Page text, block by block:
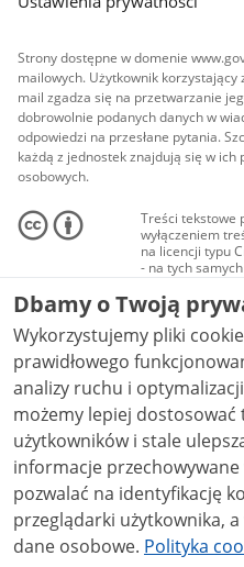
Strony dostępne w domenie
mailowych. Użytkownik
mail zgadza się na przetwarzanie
dobrowolnie podanych danych w
odpowiedzi na przesłane pytania.
każdą z jednostek znajdują się w
osobowych.
Treści tekstowe
wyłączeniem
na licencji typu
- na tych
Materiały
audio i wideo,
Creative
niekomercyjne -
NC-ND 4.0), o
Dbamy o Twoją
Wykorzystujemy pliki
prawidłowego
analizy ruchu i optymalizacji
możemy lepiej
użytkowników i stale ulepszać
informacje
pozwalać na identyfikację
przeglądarki użytkownika,
dane osobowe. Polityka